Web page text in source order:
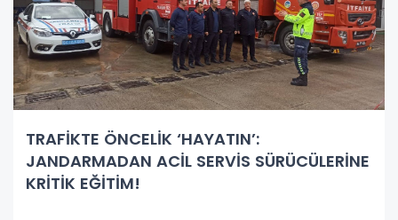
TRAFİKTE ÖNCELİK ‘HAYATIN’:
JANDARMADAN ACİL SERVİS SÜRÜCÜLERİNE
KRİTİK EĞİTİM!